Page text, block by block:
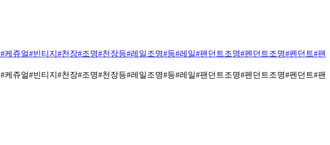
#케쥬얼#빈티지 #천장#조명#천장등#레일조명#등#레일#팬던트조명#펜던트조명#펜던트#팬
#케쥬얼#빈티지 #천장#조명#천장등#레일조명#등#레일#팬던트조명#펜던트조명#펜던트#팬